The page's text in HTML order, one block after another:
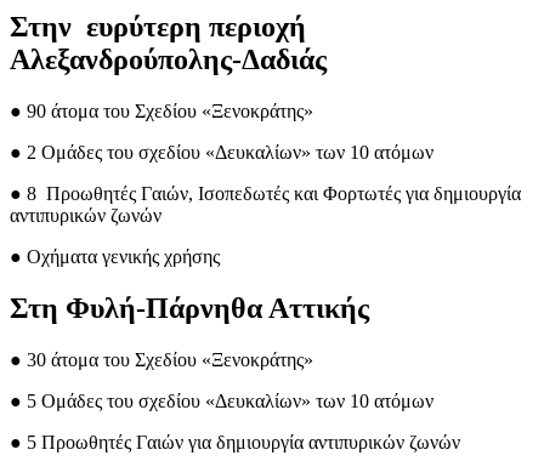
Στην ευρύτερη περιοχή
Αλεξανδρούπολης-Δαδιάς
● 90 άτομα του Σχεδίου «Ξενοκράτης»
● 2 Ομάδες του σχεδίου «Δευκαλίων» των 10 ατόμων
● 8 Προωθητές Γαιών, Ισοπεδωτές και Φορτωτές για δημιουργία
αντιπυρικών ζωνών
● Οχήματα γενικής χρήσης
Στη Φυλή-Πάρνηθα Αττικής
● 30 άτομα του Σχεδίου «Ξενοκράτης»
● 5 Ομάδες του σχεδίου «Δευκαλίων» των 10 ατόμων
● 5 Προωθητές Γαιών για δημιουργία αντιπυρικών ζωνών